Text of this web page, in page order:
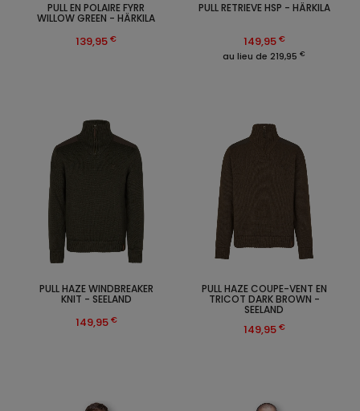
PULL RETRIEVE HSP - HÄRKILA
149,95 €
au lieu de 219,95 €
PULL HAZE WINDBREAKER
KNIT - SEELAND
149,95 €
PULL HAZE COUPE-VENT EN
TRICOT DARK BROWN -
SEELAND
149,95 €
PULL EN POLAIRE FYRR
WILLOW GREEN - HÄRKILA
139,95 €